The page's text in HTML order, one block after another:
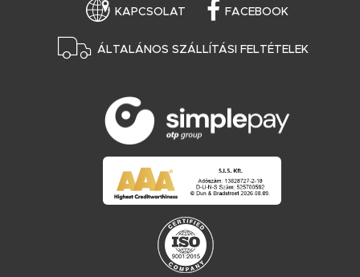
KAPCSOLAT FACEBOOK
ÁLTALÁNOS SZÁLLÍTÁSI FELTÉTELEK